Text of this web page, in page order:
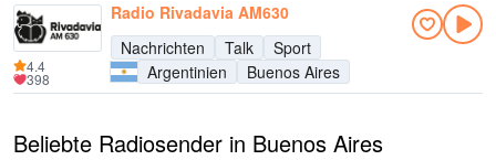
Radio Rivadavia AM630
Nachrichten
Talk
Sport
Argentinien
Buenos Aires
4.4
398
Beliebte Radiosender in Buenos Aires